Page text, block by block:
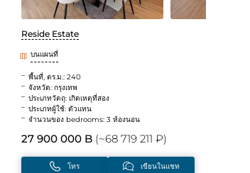
Reside Estate
บนแผนที่
พื้นที่, ตร.ม.: 240
จังหวัด: กรุงเทพ
ประเภทวัตถุ: เกิดเหตุที่สอง
ประเภทผู้ใช้: ตัวแทน
จำนวนของ bedrooms: 3 ห้องนอน
27 900 000 B (~68 719 211 ₽)
โทร เขียนในแชท